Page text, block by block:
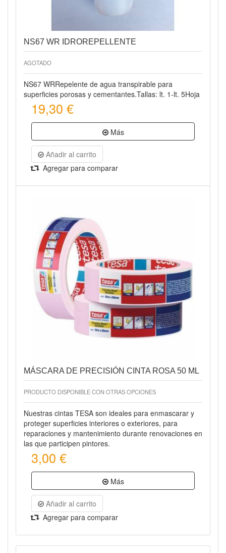
NS67 WR IDROREPELLENTE
AGOTADO
NS67 WRRepelente de agua transpirable para
superficies porosas y cementantes.Tallas: lt. 1-lt. 5Hoja
19,30 €
Más
Añadir al carrito
Agregar para comparar
MÁSCARA DE PRECISIÓN CINTA ROSA 50 ML
PRODUCTO DISPONIBLE CON OTRAS OPCIONES
Nuestras cintas TESA son ideales para enmascarar y
proteger superficies interiores o exteriores, para
reparaciones y mantenimiento durante renovaciones en
las que participen pintores.
3,00 €
Más
Añadir al carrito
Agregar para comparar